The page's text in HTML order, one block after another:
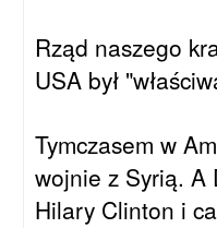
Rząd naszego
USA był
Tymczasem w
wojnie z Syrią. A
Hilary Clinton i